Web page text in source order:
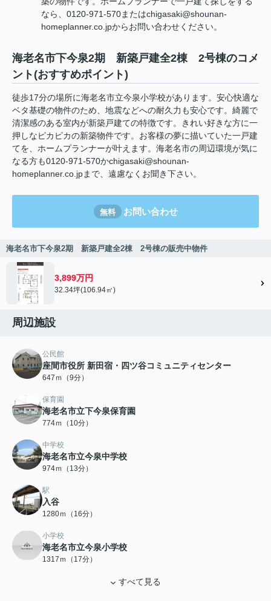
なら、0120-971-570またはchigasaki@shounan-
homeplanner.co.jpからお問い合わせください。
海老名市下今泉2期 新築戸建全2棟 2号棟のコメ
ント(おすすめポイント)
徒歩17分の場所に海老名市立今泉小学校があります。安心快適な
ベタ基礎の物件のため、地震などへの耐久力も安心です。綺麗で
清潔感のある室内が新築戸建ての特徴です。きれい好きな方に一
押しなピカピカの新築物件です。お客様の夢に描いていた一戸建
てを、ホームプランナーが叶えます。海老名市の周辺環境が気に
なる方も0120-971-570かchigasaki@shounan-
homeplanner.co.jpまで、遠慮なくお聞き下さい。
無料 お問い合わせ
海老名市下今泉2期 新築戸建全2棟 2号棟の販売中物件
3,899万円
32.34坪(106.94㎡)
周辺施設
公民館
座間市役所 新田宿・四ツ谷コミュニティセンター
647ｍ（9分）
保育園
海老名市立下今泉保育園
774ｍ（10分）
中学校
海老名市立今泉中学校
974ｍ（13分）
駅
入谷
1280ｍ（16分）
小学校
海老名市立今泉小学校
1317ｍ（17分）
すべて見る